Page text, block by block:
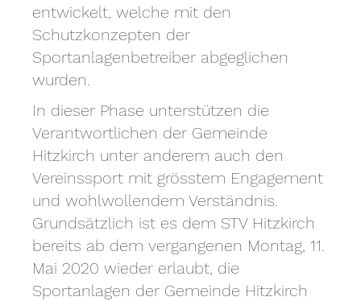
entwickelt, welche mit den
Schutzkonzepten der
Sportanlagenbetreiber abgeglichen
wurden.
In dieser Phase unterstützen die
Verantwortlichen der Gemeinde
Hitzkirch unter anderem auch den
Vereinssport mit grösstem Engagement
und wohlwollendem Verständnis.
Grundsätzlich ist es dem STV Hitzkirch
bereits ab dem vergangenen Montag, 11.
Mai 2020 wieder erlaubt, die
Sportanlagen der Gemeinde Hitzkirch